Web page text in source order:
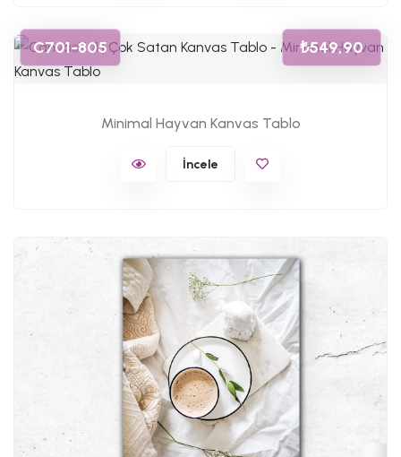
C701-805 ₺549,90
Minimal Hayvan Kanvas Tablo
İncele